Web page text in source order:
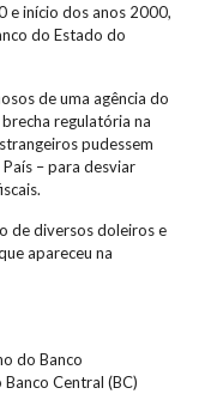
e início dos anos 2000,
do Estado do
de uma agência do
regulatória na
pudessem
– para desviar
de diversos doleiros e
apareceu na
do Banco
Central (BC)